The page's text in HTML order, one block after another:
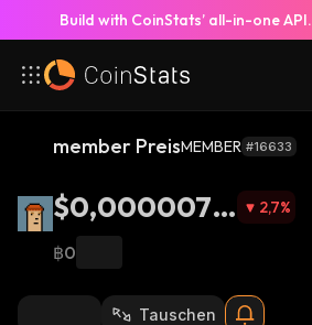
Build with CoinStats’ all-in-one API.
member PreisMEMBER #16633
$0,0000071
9
2,7%
฿0
Tauschen